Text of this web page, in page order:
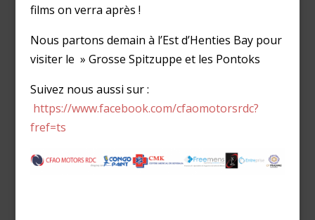
films on verra après !
Nous partons demain à l’Est d’Henties Bay pour
visiter le » Grosse Spitzuppe et les Pontoks
Suivez nous aussi sur :
https://www.facebook.com/cfaomotorsrdc?
fref=ts